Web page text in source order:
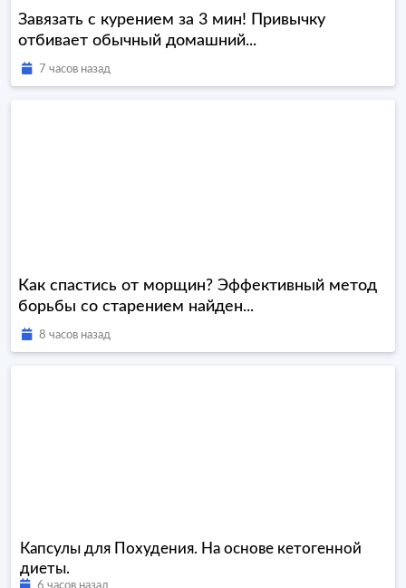
Завязать с курением за 3 мин! Привычку
отбивает обычный домашний...
7 часов назад
Как спастись от морщин? Эффективный метод
борьбы со старением найден...
8 часов назад
Капсулы для Похудения. На основе кетогенной
диеты.